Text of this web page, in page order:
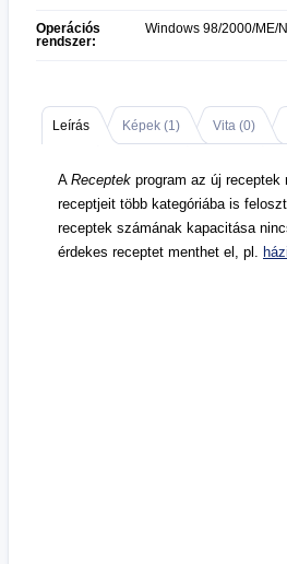
Operációs
rendszer:
Windows 98/2000/ME/
Leírás Képek (1) Vita (0)
A Receptek program az új receptek
receptjeit több kategóriába is
receptek számának kapacitása
érdekes receptet menthet el, pl.